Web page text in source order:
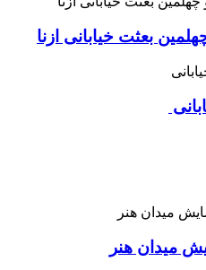
بعثت خیابانی ازنا
میدان هنر